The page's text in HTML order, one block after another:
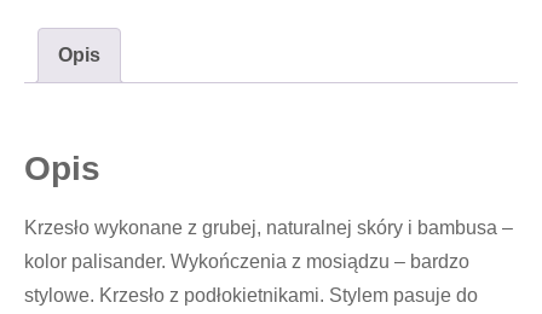
Opis
Opis
Krzesło wykonane z grubej, naturalnej skóry i bambusa –
kolor palisander. Wykończenia z mosiądzu – bardzo
stylowe. Krzesło z podłokietnikami. Stylem pasuje do